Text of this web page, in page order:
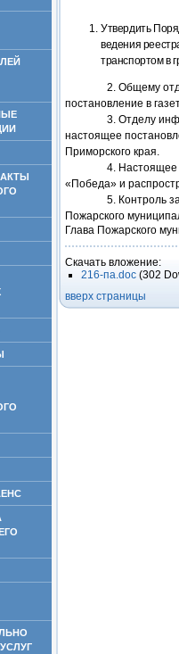
Утвердить
ведения
транспортом в
2. Общему
постановление в
3. Отделу
настоящее
Приморского края.
4. Настоящее
«Победа» и
5. Контроль
Пожарского
Глава
Скачать вложение:
216-па.doc (302
вверх страницы